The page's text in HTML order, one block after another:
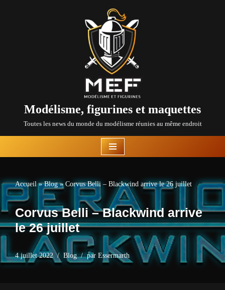
Modélisme, figurines et maquettes
Toutes les news du monde du modélisme réunies au même endroit
Accueil»Blog» Corvus Belli – Blackwind arrive le 26 juillet
Corvus Belli – Blackwind arrive
le 26 juillet
4 juillet 2022 Blog par Essermarth